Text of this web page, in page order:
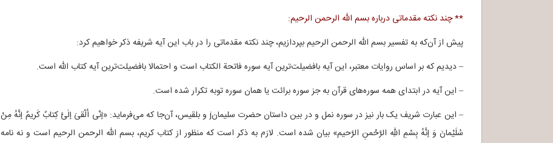
** چند نکته مقدماتی درباره بسم الله الرحمن الرحیم:
پیش از آن‌که به تفسیر بسم الله الرحمن الرحیم بپردازیم، چند نکته مقدماتی را در باب این آیه شریفه ذکر خواهیم کرد:
– دیدیم که بر اساس روایات معتبر، این آیه بافضیلت‌ترین آیه سوره فاتحة الکتاب است و احتمالا بافضیلت‌ترین آیه کتاب الله است.
– این آیه در ابتدای همه سوره‌های قرآن به جز سوره برائت یا همان سوره توبه تکرار شده است.
– این عبارت شریف یک بار نیز در سوره نمل و در بین داستان حضرت سلیمانj و بلقیس، آن‌جا که می‌فرماید: «إنّی اُلْقیَ إلَیَّ کِتابٌ کَریمٌ إنَّهُ مِنْ
سُلَیْمانَ وَ إنَّهُ بِسْمِ اللهِ الرَّحْمنِ الرَّحیم‌» بیان شده است. لازم به ذکر است که منظور از کتاب کریم، بسم الله الرحمن الرحیم است و نه نامه